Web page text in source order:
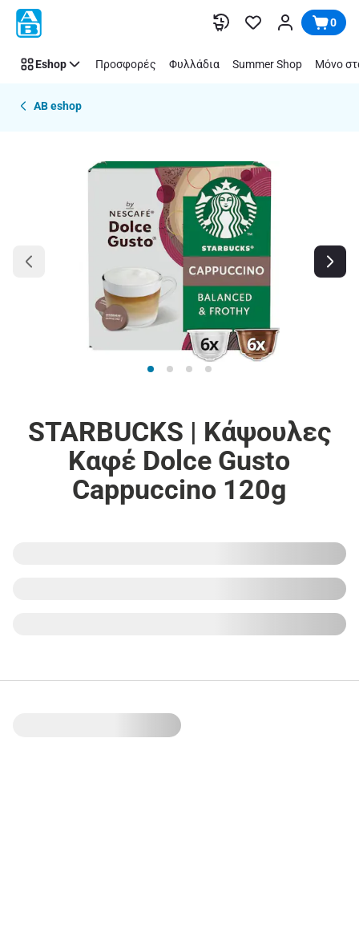
Παράλειψη 0
Eshop Προσφορές Φυλλάδια Summer Shop Μόνο
AB eshop
STARBUCKS | Κάψουλες
Καφέ Dolce Gusto
Cappuccino 120g